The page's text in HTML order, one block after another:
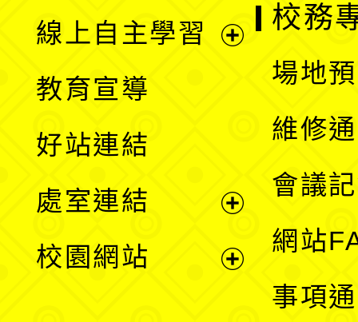
線上自主學習
單
教育宣導
好站連結
處室連結
校園網站
校務
場地
維修
會議
網站
事項